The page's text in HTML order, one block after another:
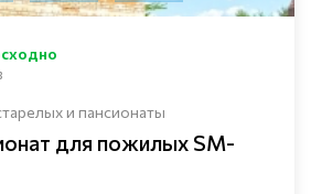
и пансионаты
для пожилых SM-